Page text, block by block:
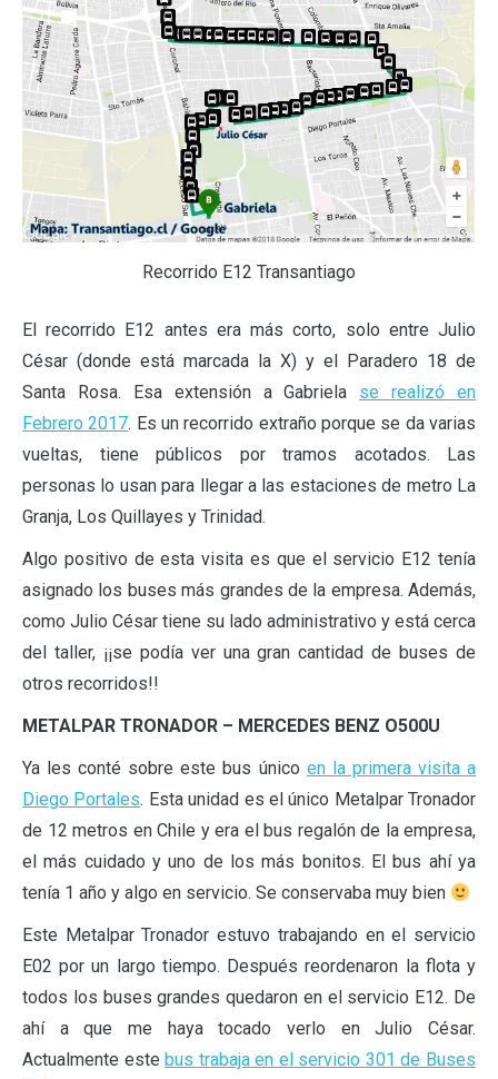
Recorrido E12 Transantiago
El recorrido E12 antes era más corto, solo entre Julio
César (donde está marcada la X) y el Paradero 18 de
Santa Rosa. Esa extensión a Gabriela se realizó en
Febrero 2017. Es un recorrido extraño porque se da varias
vueltas, tiene públicos por tramos acotados. Las
personas lo usan para llegar a las estaciones de metro La
Granja, Los Quillayes y Trinidad.
Algo positivo de esta visita es que el servicio E12 tenía
asignado los buses más grandes de la empresa. Además,
como Julio César tiene su lado administrativo y está cerca
del taller, ¡¡se podía ver una gran cantidad de buses de
otros recorridos!!
METALPAR TRONADOR – MERCEDES BENZ O500U
Ya les conté sobre este bus único en la primera visita a
Diego Portales. Esta unidad es el único Metalpar Tronador
de 12 metros en Chile y era el bus regalón de la empresa,
el más cuidado y uno de los más bonitos. El bus ahí ya
tenía 1 año y algo en servicio. Se conservaba muy bien
Este Metalpar Tronador estuvo trabajando en el servicio
E02 por un largo tiempo. Después reordenaron la flota y
todos los buses grandes quedaron en el servicio E12. De
ahí a que me haya tocado verlo en Julio César.
Actualmente este bus trabaja en el servicio 301 de Buses